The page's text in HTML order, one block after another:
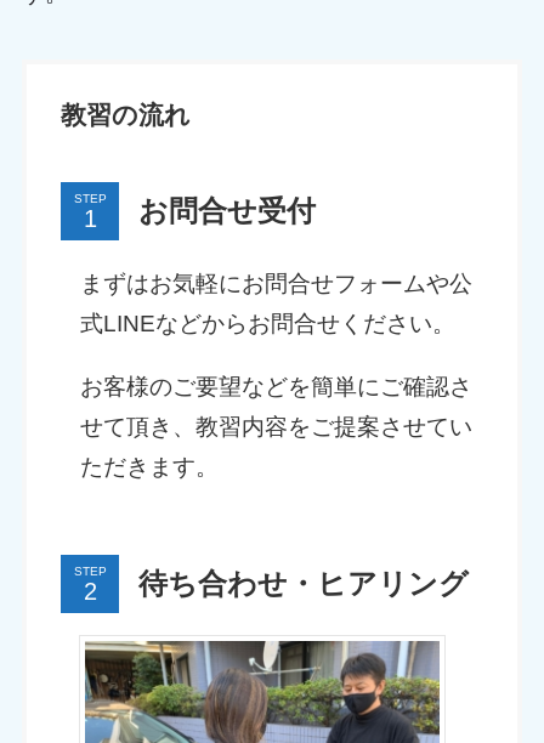
教習の流れ
STEP お問合せ受付
まずはお気軽にお問合せフォームや公
式LINEなどからお問合せください。
お客様のご要望などを簡単にご確認さ
せて頂き、教習内容をご提案させてい
ただきます。
STEP 待ち合わせ・ヒアリング